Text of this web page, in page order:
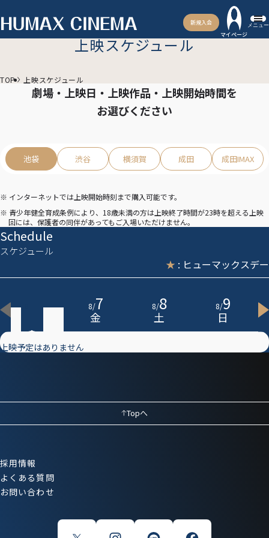
新規入会
マイページ
メニュー
上映スケジュール
TOP 上映スケジュール
劇場・上映日・上映作品・上映開始時間を
お選びください
池袋 渋谷 横須賀 成田 成田IMAX
※ インターネットでは上映開始時刻まで購入可能です。
※ 青少年健全育成条例により、18歳未満の方は上映終了時間が23時を超える上映
回には、保護者の同伴があってもご入場いただけません。
Schedule
スケジュール
★ : ヒューマックスデー
8/7
金
8/8
土
8/9
日
上映予定はありません
Topへ
採用情報
よくある質問
お問い合わせ